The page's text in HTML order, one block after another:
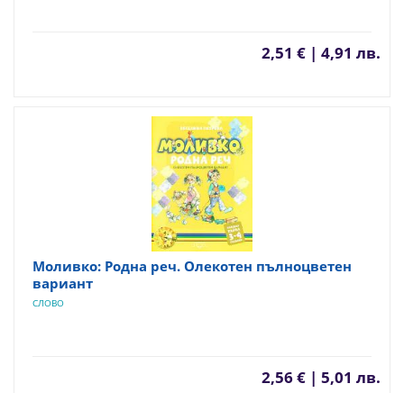
2,51 € | 4,91 лв.
Моливко: Родна реч. Олекотен пълноцветен
вариант
СЛОВО
2,56 € | 5,01 лв.